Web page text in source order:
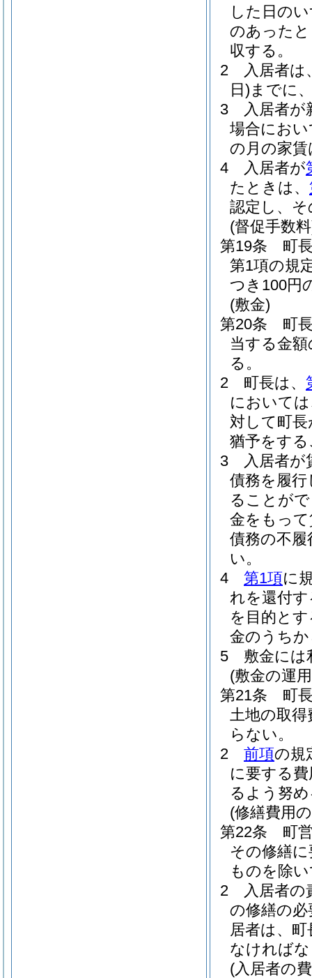
した日の
のあった
収する。
2
入居者は
日) までに
3
入居者
場合にお
の月の家
4
入居者が
たときは、
認定し、
(督促手数
第19条
町
第1項の規
つき100円
(敷金)
第20条
町
当する金
る。
2
町長は、
において
対して町
猶予をす
3
入居者
債務を履
ることが
金をもっ
債務の不
い。
4
第1項に
れを還付す
を目的と
金のうち
5
敷金には
(敷金の運
第21条
町
土地の取
らない。
2
前項の規
に要する
るよう努
(修繕費用
第22条
町
その修繕
ものを除
2
入居者
の修繕の
居者は、
なければ
(入居者の